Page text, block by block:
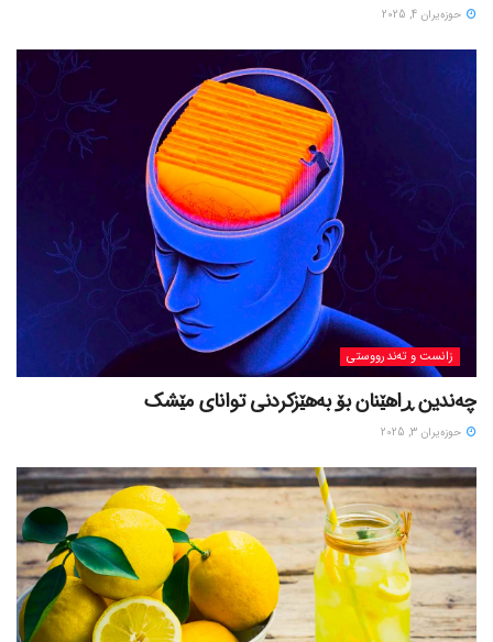
حوزه‌یران 4, 2025
زانست و تەندرووستی
چەندین ڕاهێنان بۆ بەهێزکردنی توانای مێشک
حوزه‌یران 3, 2025